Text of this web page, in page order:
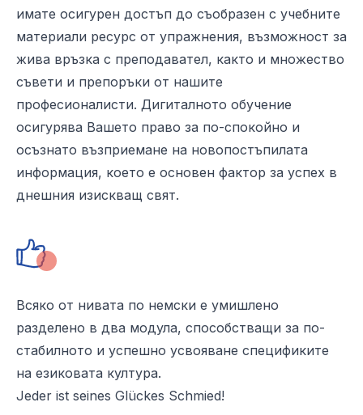
имате осигурен достъп до съобразен с учебните
материали ресурс от упражнения, възможност за
жива връзка с преподавател, както и множество
съвети и препоръки от нашите
професионалисти. Дигиталното обучение
осигурява Вашето право за по-спокойно и
осъзнато възприемане на новопостъпилата
информация, което е основен фактор за успех в
днешния изискващ свят.
Всяко от нивата по немски е умишлено
разделено в два модула, способстващи за по-
стабилното и успешно усвояване спецификите
на езиковата култура.
Jeder ist seines Glückes Schmied!